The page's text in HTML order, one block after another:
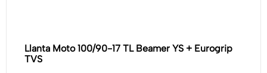
Llanta Moto 100/90-17 TL Beamer YS + Eurogrip
TVS